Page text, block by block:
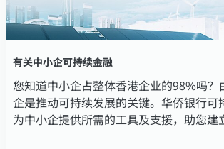
有关中小企可持续金融
您知道中小企占整体香港企业的98%吗？
企是推动可持续发展的关键。华侨银行可
为中小企提供所需的工具及支援，助您建